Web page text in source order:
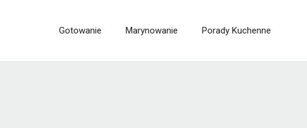
Gotowanie Marynowanie Porady Kuchenne